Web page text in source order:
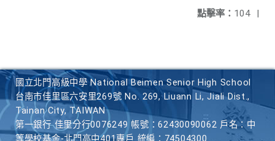
點擊率： 104 |
國立北門高級中學 National Beimen Senior High School
台南市佳里區六安里269號 No. 269, Liuann Li, Jiali Dist.,
Tainan City, TAIWAN
第一銀行 佳里分行0076249 帳號：62430090062 戶名：中
等學校基金-北門高中401專戶 統編：74504300